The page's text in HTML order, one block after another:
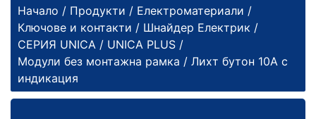
Начало / Продукти / Електроматериали /
Ключове и контакти / Шнайдер Електрик /
СЕРИЯ UNICA / UNICA PLUS /
Модули без монтажна рамка / Лихт бутон 10А с
индикация